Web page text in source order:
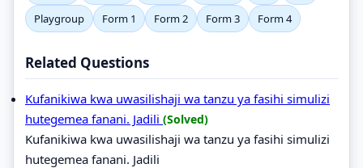
Playgroup
Form 1 Form 2 Form 3 Form 4
Related Questions
Kufanikiwa kwa uwasilishaji wa tanzu ya fasihi simulizi
hutegemea fanani. Jadili (Solved)
Kufanikiwa kwa uwasilishaji wa tanzu ya fasihi simulizi
hutegemea fanani. Jadili